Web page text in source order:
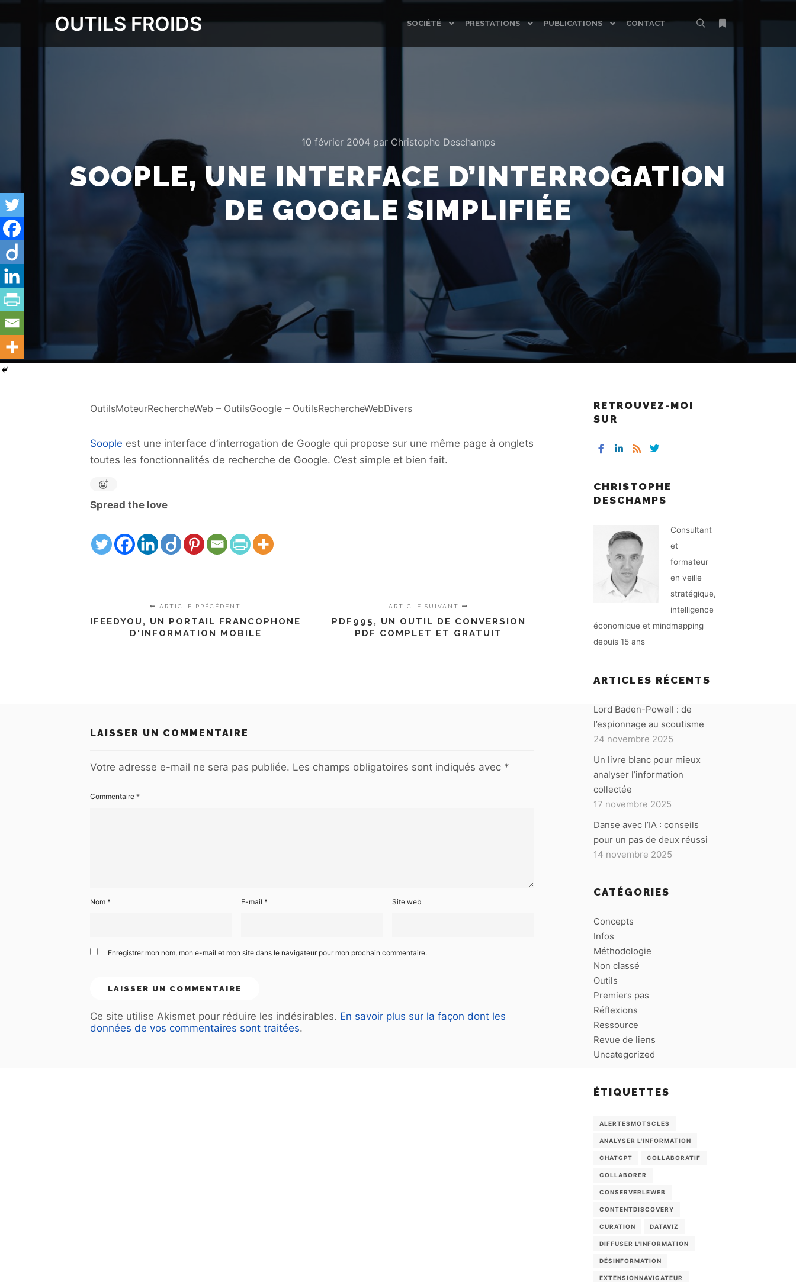
OUTILS FROIDS SOCIÉTÉ PRESTATIONS PUBLICATIONS
CONTACT
10 février 2004par Christophe Deschamps
SOOPLE, UNE INTERFACE D’INTERROGATION
DE GOOGLE SIMPLIFIÉE
OutilsMoteurRechercheWeb – OutilsGoogle – OutilsRechercheWebDivers
Soople est une interface d’interrogation de Google qui propose sur une même page à onglets
toutes les fonctionnalités de recherche de Google. C’est simple et bien fait.
Spread the love
ARTICLE PRÉCÉDENT
IFEEDYOU, UN PORTAIL FRANCOPHONE
D'INFORMATION MOBILE
ARTICLE SUIVANT
PDF995, UN OUTIL DE CONVERSION
PDF COMPLET ET GRATUIT
LAISSER UN COMMENTAIRE
Votre adresse e-mail ne sera pas publiée. Les champs obligatoires sont indiqués avec *
Commentaire *
Nom * E-mail * Site web
Enregistrer mon nom, mon e-mail et mon site dans le navigateur pour mon prochain commentaire.
Ce site utilise Akismet pour réduire les indésirables. En savoir plus sur la façon dont les
données de vos commentaires sont traitées.
RETROUVEZ-MOI
SUR
CHRISTOPHE
DESCHAMPS
Consultant
et
formateur
en veille
stratégique,
intelligence
économique et mindmapping
depuis 15 ans
ARTICLES RÉCENTS
Lord Baden-Powell : de
l’espionnage au scoutisme
24 novembre 2025
Un livre blanc pour mieux
analyser l’information
collectée
17 novembre 2025
Danse avec l’IA : conseils
pour un pas de deux réussi
14 novembre 2025
CATÉGORIES
Concepts
Infos
Méthodologie
Non classé
Outils
Premiers pas
Réflexions
Ressource
Revue de liens
Uncategorized
ÉTIQUETTES
ALERTESMOTSCLES
ANALYSER L'INFORMATION
CHATGPT COLLABORATIF
COLLABORER
CONSERVERLEWEB
CONTENTDISCOVERY
CURATION DATAVIZ
DIFFUSER L'INFORMATION
DÉSINFORMATION
EXTENSIONNAVIGATEUR